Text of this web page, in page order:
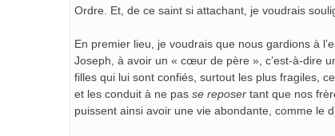
Ordre. Et, de ce saint si attachant, je voudrais
En premier lieu, je voudrais que nous gardions à
Joseph, à avoir un « cœur de père », c’est-à-dire
filles qui lui sont confiés, surtout les plus fragiles,
et les conduit à ne pas se reposer tant que nos
puissent ainsi avoir une vie abondante, comme le